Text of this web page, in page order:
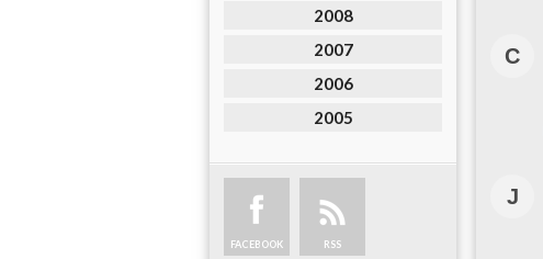
2008
2007
2006
2005
FACEBOOK RSS
C
J